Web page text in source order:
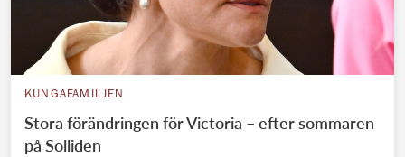
KUNGAFAMILJEN
Stora förändringen för Victoria – efter sommaren
på Solliden